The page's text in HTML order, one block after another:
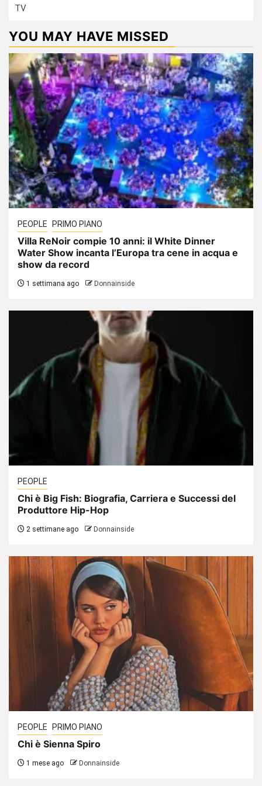
TV
YOU MAY HAVE MISSED
PEOPLE PRIMO PIANO
Villa ReNoir compie 10 anni: il White Dinner
Water Show incanta l’Europa tra cene in acqua e
show da record
1 settimana ago Donnainside
PEOPLE
Chi è Big Fish: Biografia, Carriera e Successi del
Produttore Hip-Hop
2 settimane ago Donnainside
PEOPLE PRIMO PIANO
Chi è Sienna Spiro
1 mese ago Donnainside